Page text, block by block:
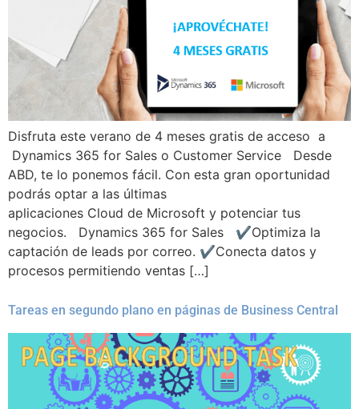
Disfruta este verano de 4 meses gratis de acceso a
Dynamics 365 for Sales o Customer Service Desde
ABD, te lo ponemos fácil. Con esta gran oportunidad
podrás optar a las últimas
aplicaciones Cloud de Microsoft y potenciar tus
negocios. Dynamics 365 for Sales ✔Optimiza la
captación de leads por correo. ✔Conecta datos y
procesos permitiendo ventas […]
Tareas en segundo plano en páginas de Business Central